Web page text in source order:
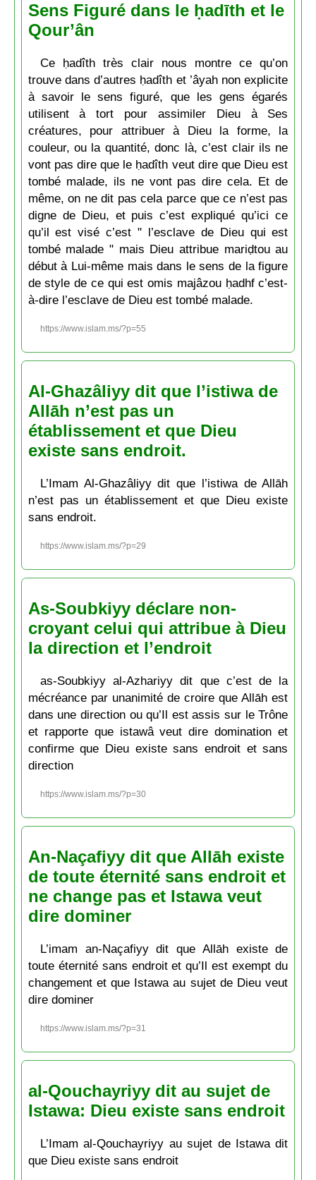
Sens Figuré dans le ḥadīth et le
Qour’ân
Ce ḥadîth très clair nous montre ce qu’on
trouve dans d’autres ḥadîth et ’âyah non explicite
à savoir le sens figuré, que les gens égarés
utilisent à tort pour assimiler Dieu à Ses
créatures, pour attribuer à Dieu la forme, la
couleur, ou la quantité, donc là, c’est clair ils ne
vont pas dire que le ḥadîth veut dire que Dieu est
tombé malade, ils ne vont pas dire cela. Et de
même, on ne dit pas cela parce que ce n’est pas
digne de Dieu, et puis c’est expliqué qu’ici ce
qu’il est visé c’est " l’esclave de Dieu qui est
tombé malade " mais Dieu attribue mariḍtou au
début à Lui-même mais dans le sens de la figure
de style de ce qui est omis majâzou ḥadhf c’est-
à-dire l’esclave de Dieu est tombé malade.
https://www.islam.ms/?p=55
Al-Ghazâliyy dit que l’istiwa de
Allāh n’est pas un
établissement et que Dieu
existe sans endroit.
L’Imam Al-Ghazâliyy dit que l’istiwa de Allāh
n’est pas un établissement et que Dieu existe
sans endroit.
https://www.islam.ms/?p=29
As-Soubkiyy déclare non-
croyant celui qui attribue à Dieu
la direction et l’endroit
as-Soubkiyy al-Azhariyy dit que c’est de la
mécréance par unanimité de croire que Allāh est
dans une direction ou qu’Il est assis sur le Trône
et rapporte que istawâ veut dire domination et
confirme que Dieu existe sans endroit et sans
direction
https://www.islam.ms/?p=30
An-Naçafiyy dit que Allāh existe
de toute éternité sans endroit et
ne change pas et Istawa veut
dire dominer
L’imam an-Naçafiyy dit que Allāh existe de
toute éternité sans endroit et qu’Il est exempt du
changement et que Istawa au sujet de Dieu veut
dire dominer
https://www.islam.ms/?p=31
al-Qouchayriyy dit au sujet de
Istawa: Dieu existe sans endroit
L’Imam al-Qouchayriyy au sujet de Istawa dit
que Dieu existe sans endroit